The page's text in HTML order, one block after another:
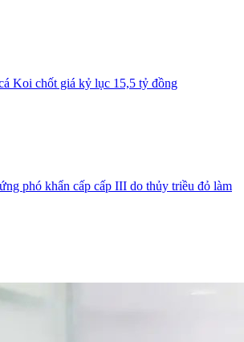
Koi chốt giá kỷ lục 15,5 tỷ đồng
phó khẩn cấp cấp III do thủy triều đỏ làm